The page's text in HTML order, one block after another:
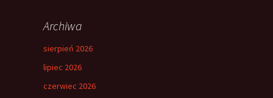
Archiwa
sierpień 2026
lipiec 2026
czerwiec 2026